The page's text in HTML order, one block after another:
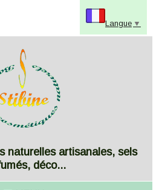
naturelles artisanales, sels
déco...
Langue ▼